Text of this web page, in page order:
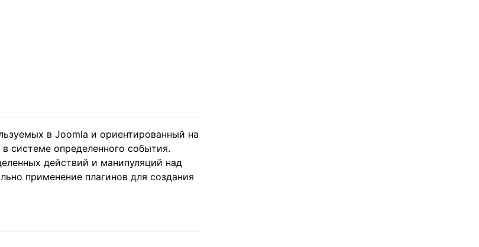
в Joomla и ориентированный на
системе определенного события.
действий и манипуляций над
применение плагинов для создания